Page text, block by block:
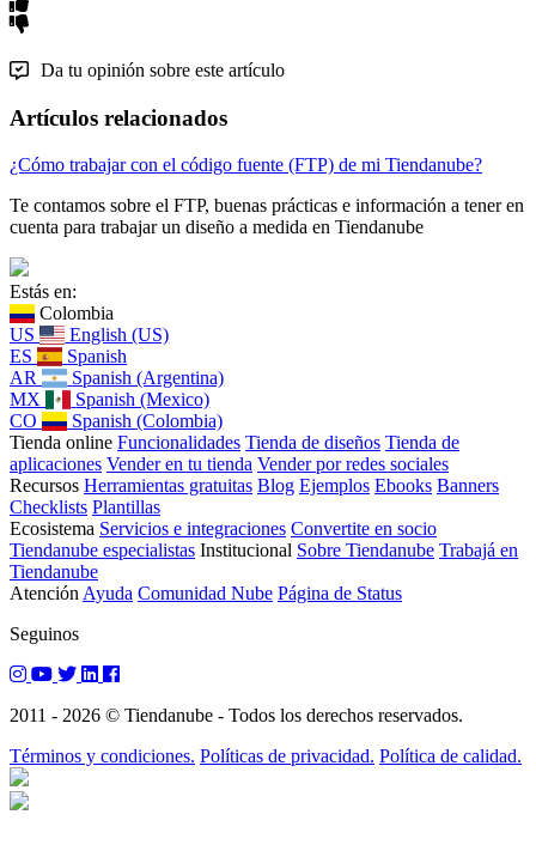
Da tu opinión sobre este artículo
Artículos relacionados
¿Cómo trabajar con el código fuente (FTP) de mi Tiendanube?
Te contamos sobre el FTP, buenas prácticas e información a tener en
cuenta para trabajar un diseño a medida en Tiendanube
Estás en:
Colombia
US
English (US)
ES
Spanish
AR
Spanish (Argentina)
MX
Spanish (Mexico)
CO
Spanish (Colombia)
Tienda online Funcionalidades Tienda de diseños Tienda de
aplicaciones Vender en tu tienda Vender por redes sociales
Recursos Herramientas gratuitas Blog Ejemplos Ebooks Banners
Checklists Plantillas
Ecosistema Servicios e integraciones Convertite en socio
Tiendanube especialistas Institucional Sobre Tiendanube Trabajá en
Tiendanube
Atención Ayuda Comunidad Nube Página de Status
Seguinos
2011 - 2026 © Tiendanube - Todos los derechos reservados.
Términos y condiciones. Políticas de privacidad. Política de calidad.